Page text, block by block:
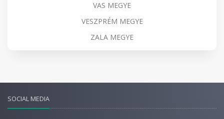
VAS MEGYE
VESZPRÉM MEGYE
ZALA MEGYE
SOCIAL MEDIA